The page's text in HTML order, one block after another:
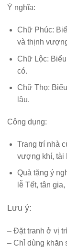
Ý nghĩa:
Chữ Phúc:
và thịnh
Chữ Lộc:
có.
Chữ Thọ:
lâu.
Công dụng:
Trang trí nhà
vượng khí, tài
Quà tặng ý
lễ Tết, tân
Lưu ý:
– Đặt tranh ở vị
– Chỉ dùng khăn